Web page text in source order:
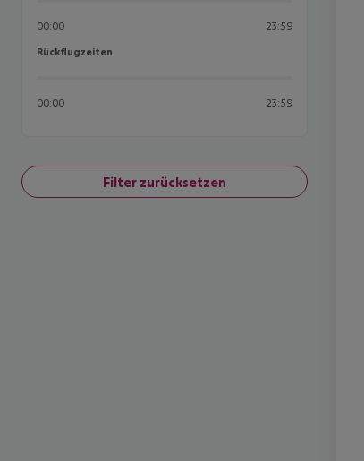
00:00 23:59
Rückflugzeiten
Rückflugzeiten
00:00 23:59
Filter zurücksetzen